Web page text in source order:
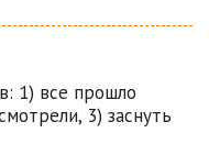
1) все прошло
3) заснуть